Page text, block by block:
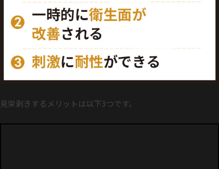
見栄剥きするメリットは以下3つです。